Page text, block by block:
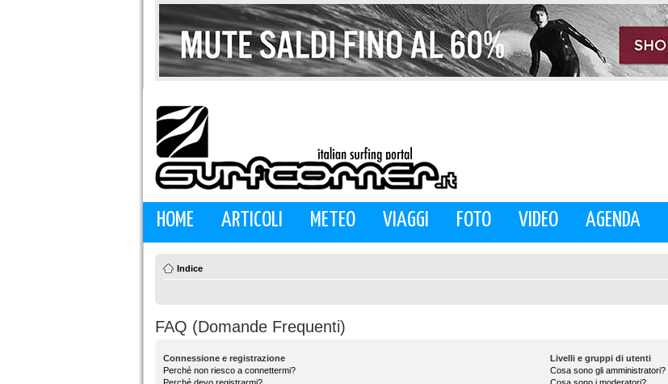
HOME ARTICOLI METEO VIAGGI FOTO VIDEO AGENDA
Indice
FAQ (Domande Frequenti)
Connessione e registrazione
Perché non riesco a connettermi?
Livelli e gruppi di utenti
Cosa sono gli amministratori?